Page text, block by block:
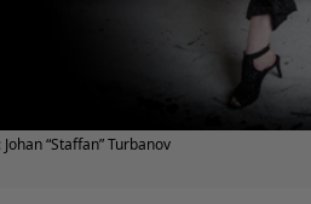
Johan “Staffan” Turbanov